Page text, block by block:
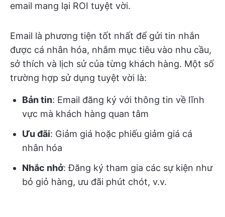
email mang lại ROI tuyệt vời.
Email là phương tiện tốt nhất để gửi tin nhắn
được cá nhân hóa, nhắm mục tiêu vào nhu cầu,
sở thích và lịch sử của từng khách hàng. Một số
trường hợp sử dụng tuyệt vời là:
Bản tin: Email đăng ký với thông tin về lĩnh
vực mà khách hàng quan tâm
Ưu đãi: Giảm giá hoặc phiếu giảm giá cá
nhân hóa
Nhắc nhở: Đăng ký tham gia các sự kiện như
bỏ giỏ hàng, ưu đãi phút chót, v.v.